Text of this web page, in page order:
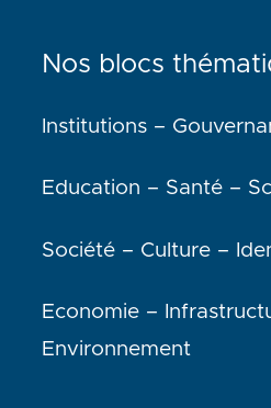
Nos blocs
Institutions –
Education – Santé –
Société – Culture –
Economie –
Environnement